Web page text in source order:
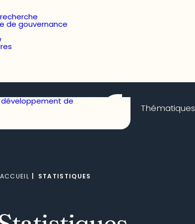
de gouvernance
Thématiques
ACCUEIL STATISTIQUES